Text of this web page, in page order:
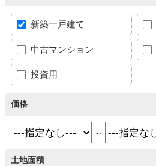
新築一戸建て
中古マンション
投資用
価格
～
土地面積